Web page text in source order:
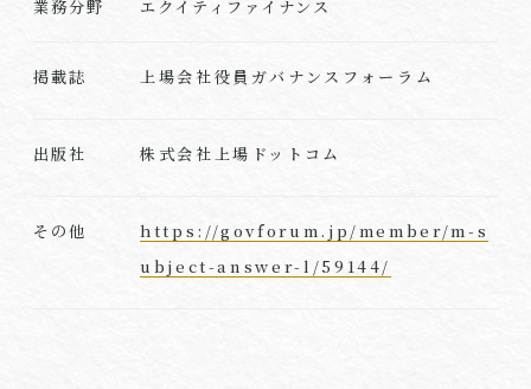
業務分野 エクイティファイナンス
掲載誌 上場会社役員ガバナンスフォーラム
出版社 株式会社上場ドットコム
その他
https://govforum.jp/member/m-s
ubject-answer-l/59144/